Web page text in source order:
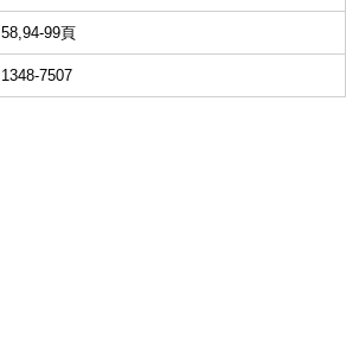
58,94-99頁
1348-7507